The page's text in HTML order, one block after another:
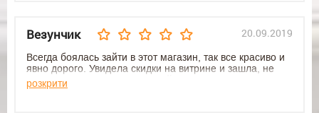
Везунчик 20.09.2019
Всегда боялась зайти в этот магазин, так все красиво и
явно дорого. Увидела скидки на витрине и зашла, не
пожалела! Купила диван своей мечты!!! Девочки
сделали СУПЕР цену, спасибо. Бегите в этот магазин,
розкрити